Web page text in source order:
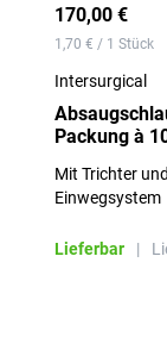
170,00 €
1,70 € / 1 Stück
Intersurgical
Packung à
Mit Trichter
Einwegsystem
Lieferbar |